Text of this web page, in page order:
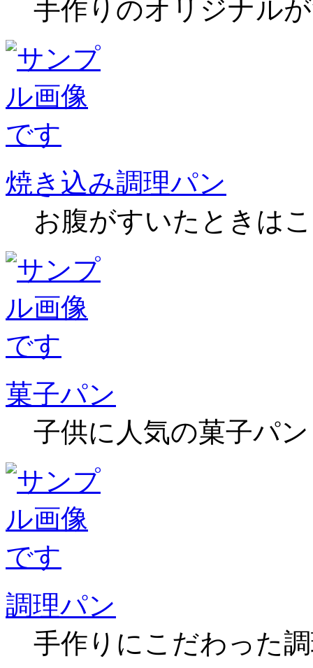
手作りのオリジナル
焼き込み調理パン
お腹がすいたときは
菓子パン
子供に人気の菓子パ
調理パン
手作りにこだわった